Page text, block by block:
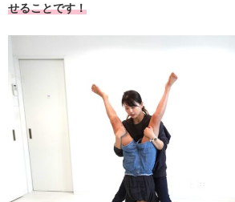
せることです！